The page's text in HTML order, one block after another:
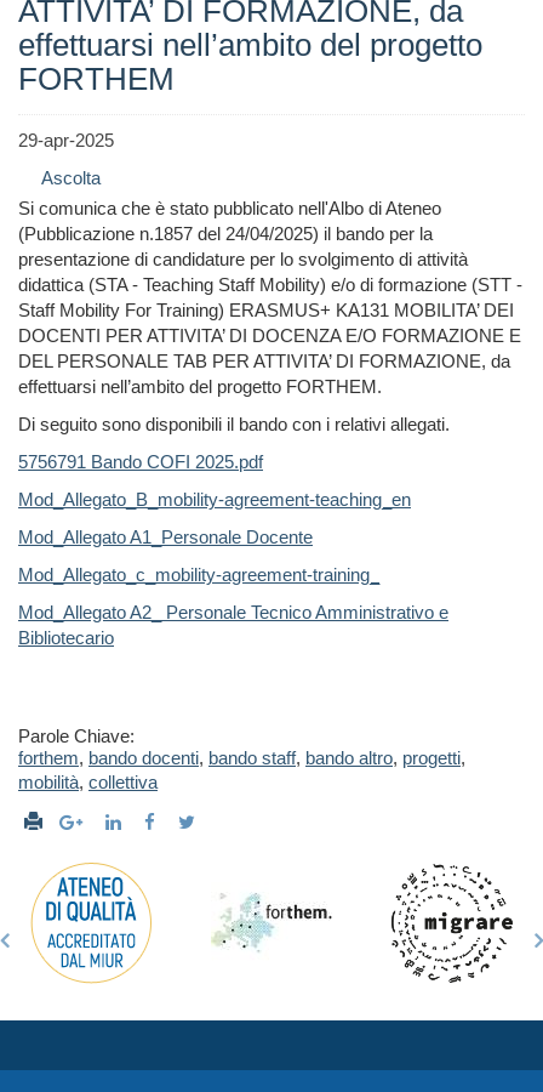
ATTIVITA’ DI FORMAZIONE, da
effettuarsi nell’ambito del progetto
FORTHEM
29-apr-2025
Ascolta
Si comunica che è stato pubblicato nell'Albo di Ateneo
(Pubblicazione n.1857 del 24/04/2025) il bando per la
presentazione di candidature per lo svolgimento di attività
didattica (STA - Teaching Staff Mobility) e/o di formazione (STT -
Staff Mobility For Training) ERASMUS+ KA131 MOBILITA’ DEI
DOCENTI PER ATTIVITA’ DI DOCENZA E/O FORMAZIONE E
DEL PERSONALE TAB PER ATTIVITA’ DI FORMAZIONE, da
effettuarsi nell’ambito del progetto FORTHEM.
Di seguito sono disponibili il bando con i relativi allegati.
5756791 Bando COFI 2025.pdf
Mod_Allegato_B_mobility-agreement-teaching_en
Mod_Allegato A1_Personale Docente
Mod_Allegato_c_mobility-agreement-training_
Mod_Allegato A2_ Personale Tecnico Amministrativo e
Bibliotecario
Parole Chiave:
forthem, bando docenti, bando staff, bando altro, progetti,
mobilità, collettiva